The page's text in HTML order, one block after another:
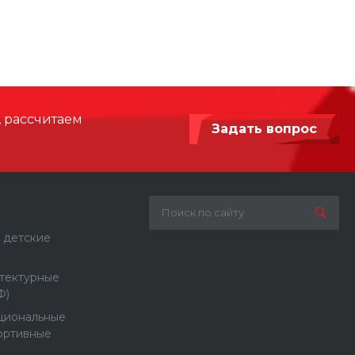
рассчитаем
Задать вопрос